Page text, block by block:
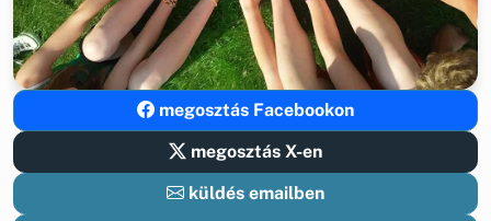
megosztás Facebookon
megosztás X-en
küldés emailben